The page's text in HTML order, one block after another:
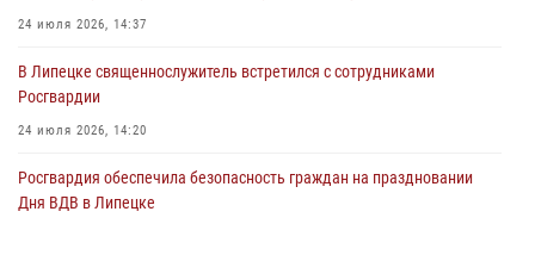
24 июля 2026, 14:37
В Липецке священнослужитель встретился с сотрудниками
Росгвардии
24 июля 2026, 14:20
Росгвардия обеспечила безопасность граждан на праздновании
Дня ВДВ в Липецке